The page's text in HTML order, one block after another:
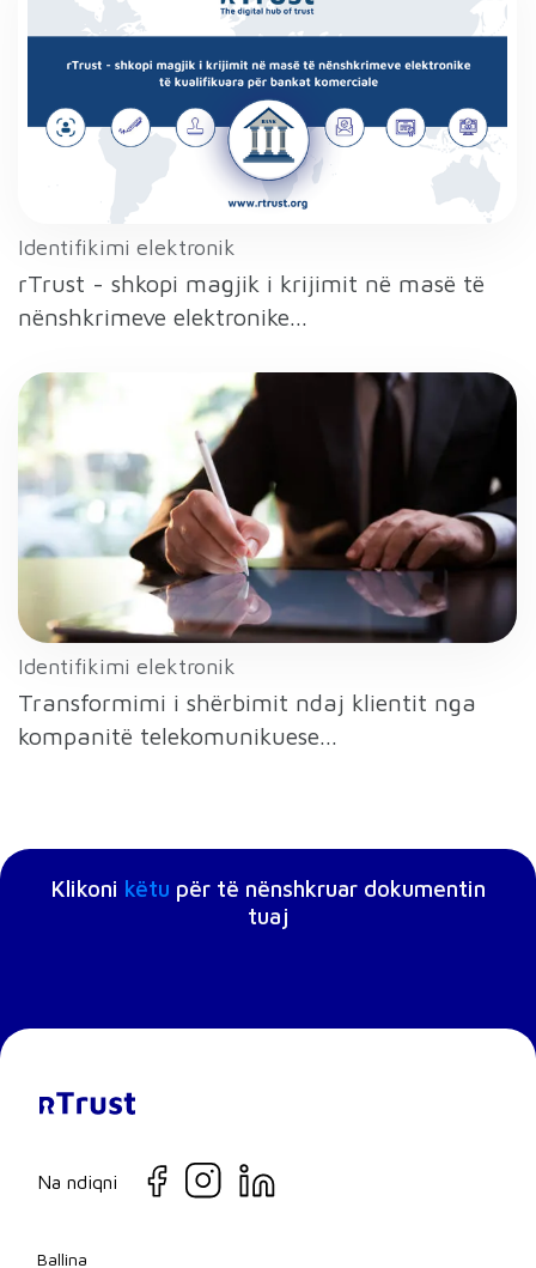
Identifikimi elektronik
rTrust - shkopi magjik i krijimit në masë të
nënshkrimeve elektronike...
Identifikimi elektronik
Transformimi i shërbimit ndaj klientit nga
kompanitë telekomunikuese...
Klikoni këtu për të nënshkruar dokumentin
tuaj
Na ndiqni
Ballina